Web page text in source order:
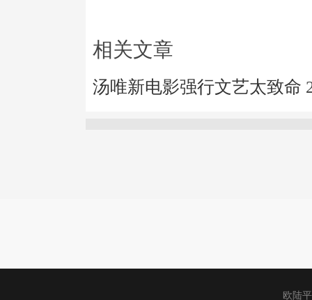
相关文章
汤唯新电影强行文艺太致命
欧陆